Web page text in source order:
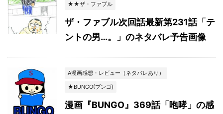
★★ザ・ファブル
ザ・ファブル次回話最新第231話「テ
ントの男…。」のネタバレ予告画像
A漫画感想・レビュー（ネタバレあり）
★BUNGO(ブンゴ)
漫画『BUNGO』369話「咆哮」の感